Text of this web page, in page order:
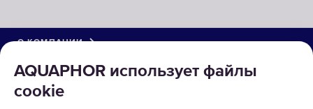
AQUAPHOR использует файлы
cookie
О КОМПАНИИ
КАТАЛОГ